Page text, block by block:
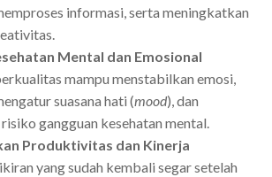
informasi, serta meningkatkan
Mental dan Emosional
mampu menstabilkan emosi,
suasana hati (mood), dan
gangguan kesehatan mental.
Produktivitas dan Kinerja
yang sudah kembali segar setelah